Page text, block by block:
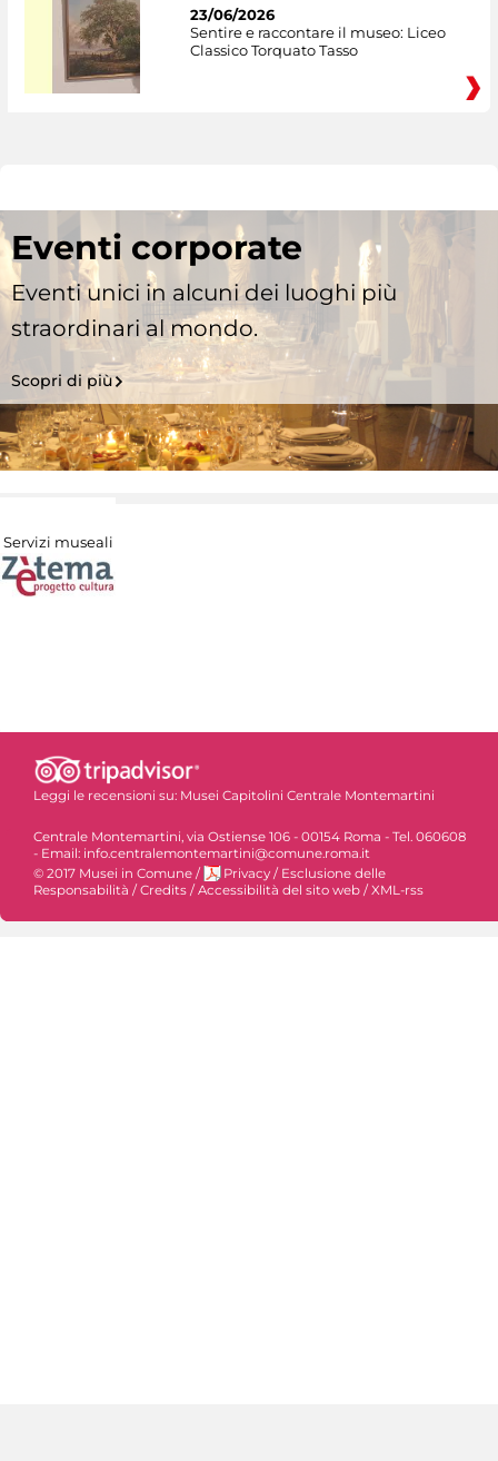
23/06/2026
Sentire e raccontare il museo: Liceo
Classico Torquato Tasso
Eventi corporate
Eventi unici in alcuni dei luoghi più
straordinari al mondo.
Scopri di più
Servizi museali
Leggi le recensioni su: Musei Capitolini Centrale Montemartini
Centrale Montemartini, via Ostiense 106 - 00154 Roma - Tel. 060608
- Email: info.centralemontemartini@comune.roma.it
© 2017 Musei in Comune / Privacy / Esclusione delle
Responsabilità / Credits / Accessibilità del sito web / XML-rss